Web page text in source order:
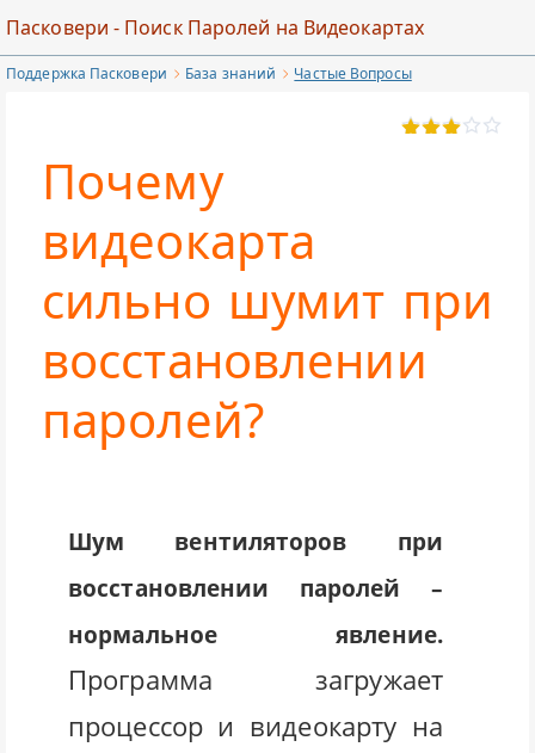
Перейти
основному
Пасковери - Поиск Паролей на Видеокартах
Поддержка Пасковери База знаний Частые Вопросы
Почему
видеокарта
сильно шумит при
восстановлении
паролей?
Шум вентиляторов при
восстановлении паролей –
нормальное явление.
Программа загружает
процессор и видеокарту на